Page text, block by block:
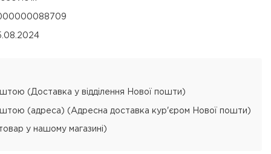
(Доставка у відділення Нової пошти)
(адреса) (Адресна доставка кур'єром Нової пошти)
у нашому магазині)